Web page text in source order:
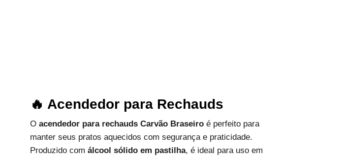
🔥 Acendedor para Rechauds
O acendedor para rechauds Carvão Braseiroé perfeito para
manter seus pratos aquecidos com segurança e praticidade.
Produzido com álcool sólido em pastilha, é ideal para uso em